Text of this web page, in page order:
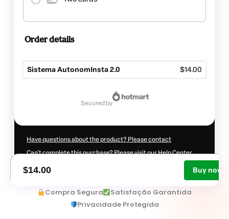
Compra Segura
Satisfação Garantida
Privacidade Protegida